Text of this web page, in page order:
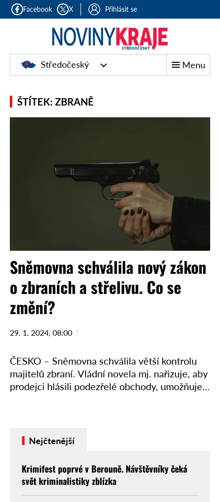
Facebook X Přihlásit se
Středočeský Menu
ŠTÍTEK: ZBRANĚ
Sněmovna schválila nový zákon
o zbraních a střelivu. Co se
změní?
29. 1. 2024, 08:00
ČESKO – Sněmovna schválila větší kontrolu
majitelů zbraní. Vládní novela mj. nařizuje, aby
prodejci hlásili podezřelé obchody, umožňuje
Nejčtenější
Krimifest poprvé v Berouně. Návštěvníky čeká
svět kriminalistiky zblízka